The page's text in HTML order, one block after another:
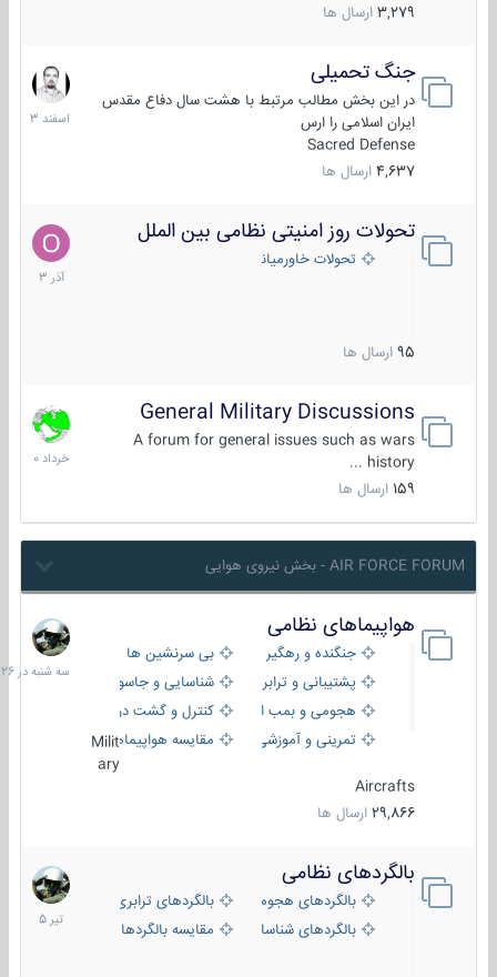
3,279 ارسال ها
جنگ تحمیلی
در این بخش مطالب مرتبط با هشت سال دفاع مقدس
ایران اسلامی را ارس
Sacred Defense
4,637 ارسال ها
20
اسفند
1403
تحولات روز امنیتی نظامی بین الملل
تحولات خاورمیانه
95 ارسال ها
21
آذر
1403
General Military Discussions
A forum for general issues such as wars
history ...
159 ارسال ها
10
خرداد
1400
AIR FORCE FORUM - بخش نیروی هوایی
هواپیماهای نظامی
جنگنده و رهگیر
بی سرنشین ها
پشتیبانی و ترابری
شناسایی و جاسوسی
هجومی و بمب افکن
کنترل و گشت دریایی
تمرینی و آموزشی
مقایسه هواپیماهاMilit
ary
Aircrafts
29,866 ارسال ها
سه
شنبه
در
بالگردهای نظامی
بالگردهای هجومی
بالگردهای ترابری
بالگردهای شناسایی
مقایسه بالگردها
22
تیر
1405